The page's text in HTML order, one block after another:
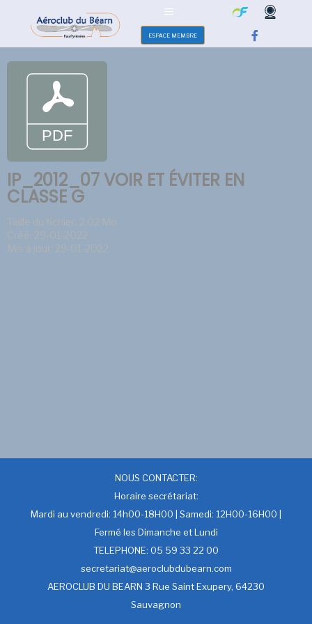
ESPACE MEMBRE
IP_2012_07 VOIR ET ÉVITER EN
CLASSE G
Taille du fichier: 2.02 Mo
Créé: 29-01-2022
Mis à jour: 29-01-2022
NOUS CONTACTER:
Horaire secrétariat:
Mardi au vendredi: 14h00-18H00 | Samedi: 12H00-16H00 |
Fermé les Dimanche et Lundi
TELEPHONE: 05 59 33 22 00
secretariat@aeroclubdubearn.com
AEROCLUB DU BEARN 3 Rue Saint Exupery, 64230
Sauvagnon